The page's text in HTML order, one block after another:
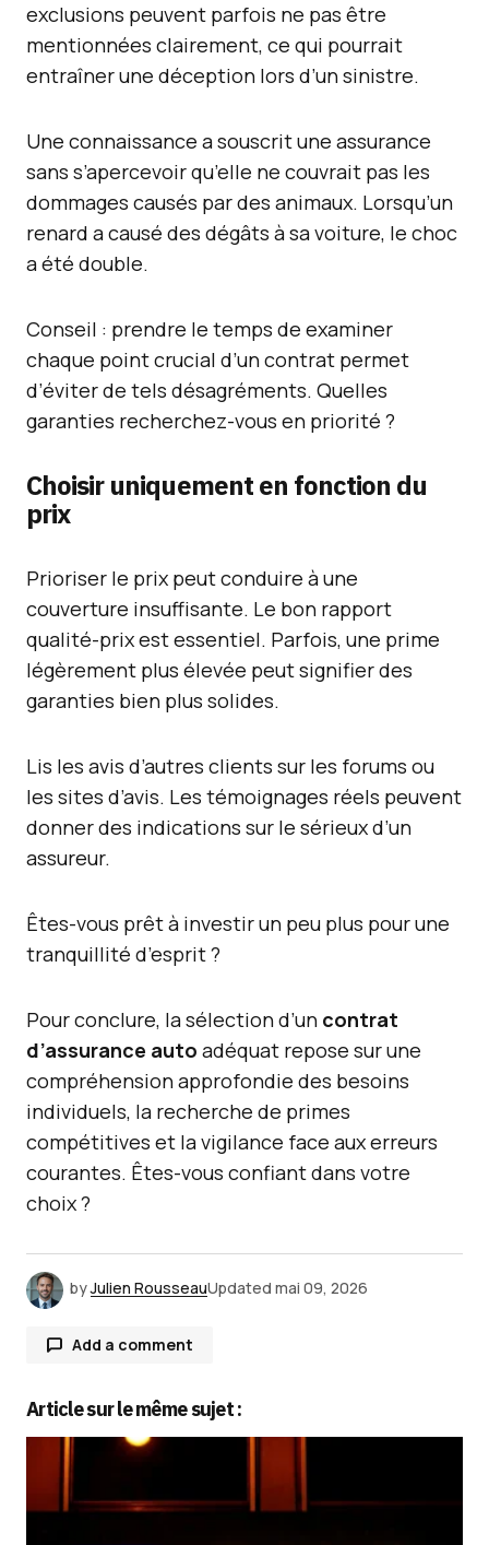
exclusions peuvent parfois ne pas être
mentionnées clairement, ce qui pourrait
entraîner une déception lors d’un sinistre.
Une connaissance a souscrit une assurance
sans s’apercevoir qu’elle ne couvrait pas les
dommages causés par des animaux. Lorsqu’un
renard a causé des dégâts à sa voiture, le choc
a été double.
Conseil : prendre le temps de examiner
chaque point crucial d’un contrat permet
d’éviter de tels désagréments. Quelles
garanties recherchez-vous en priorité ?
Choisir uniquement en fonction du
prix
Prioriser le prix peut conduire à une
couverture insuffisante. Le bon rapport
qualité-prix est essentiel. Parfois, une prime
légèrement plus élevée peut signifier des
garanties bien plus solides.
Lis les avis d’autres clients sur les forums ou
les sites d’avis. Les témoignages réels peuvent
donner des indications sur le sérieux d’un
assureur.
Êtes-vous prêt à investir un peu plus pour une
tranquillité d’esprit ?
Pour conclure, la sélection d’un contrat
d’assurance auto adéquat repose sur une
compréhension approfondie des besoins
individuels, la recherche de primes
compétitives et la vigilance face aux erreurs
courantes. Êtes-vous confiant dans votre
choix ?
byJulien RousseauUpdated mai 09, 2026
Add a comment
Votre adresse e-mail ne sera pas publiée.Les
champs obligatoires sont indiqués avec
Article sur le même sujet :